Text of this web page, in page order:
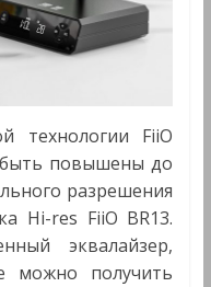
технологии FiiO
быть повышены до
разрешения
Hi-res FiiO BR13.
эквалайзер,
можно получить